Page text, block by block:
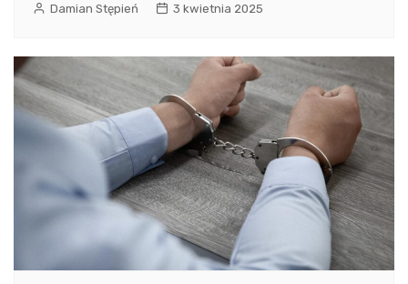
Damian Stępień 3 kwietnia 2025